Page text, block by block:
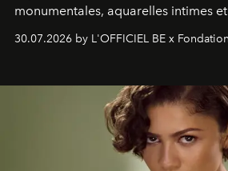
monumentales, aquarelles intimes
soufflé, l’artiste français compose un
émotionnel où chaque œuvre
émerveillement.
30.07.2026 by L'OFFICIEL BE x